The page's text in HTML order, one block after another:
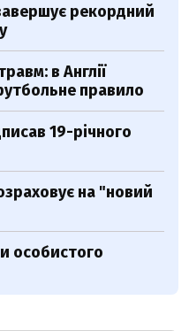
рекордний
в Англії
правило
19-річного
на "новий
особистого